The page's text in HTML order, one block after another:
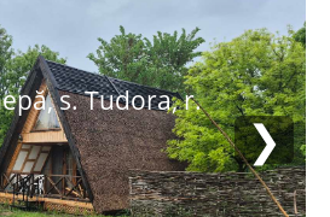
s. Tudora, r.
❯